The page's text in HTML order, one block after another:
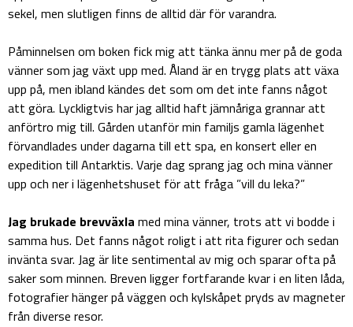
sekel, men slutligen finns de alltid där för varandra.
Påminnelsen om boken fick mig att tänka ännu mer på de goda
vänner som jag växt upp med. Åland är en trygg plats att växa
upp på, men ibland kändes det som om det inte fanns något
att göra. Lyckligtvis har jag alltid haft jämnåriga grannar att
anförtro mig till. Gården utanför min familjs gamla lägenhet
förvandlades under dagarna till ett spa, en konsert eller en
expedition till Antarktis. Varje dag sprang jag och mina vänner
upp och ner i lägenhetshuset för att fråga ”vill du leka?”
Jag brukade brevväxla med mina vänner, trots att vi bodde i
samma hus. Det fanns något roligt i att rita figurer och sedan
invänta svar. Jag är lite sentimental av mig och sparar ofta på
saker som minnen. Breven ligger fortfarande kvar i en liten låda,
fotografier hänger på väggen och kylskåpet pryds av magneter
från diverse resor.